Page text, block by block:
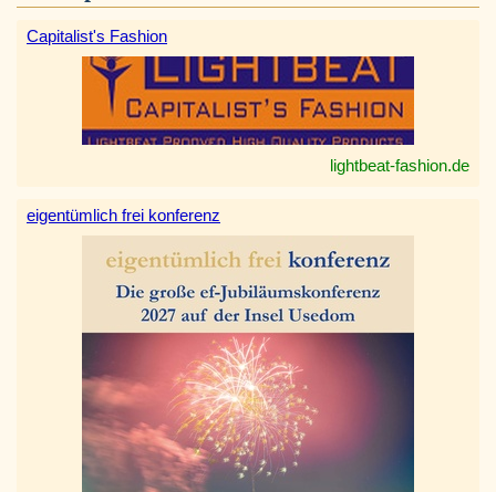
Capitalist's Fashion
lightbeat-fashion.de
eigentümlich frei konferenz